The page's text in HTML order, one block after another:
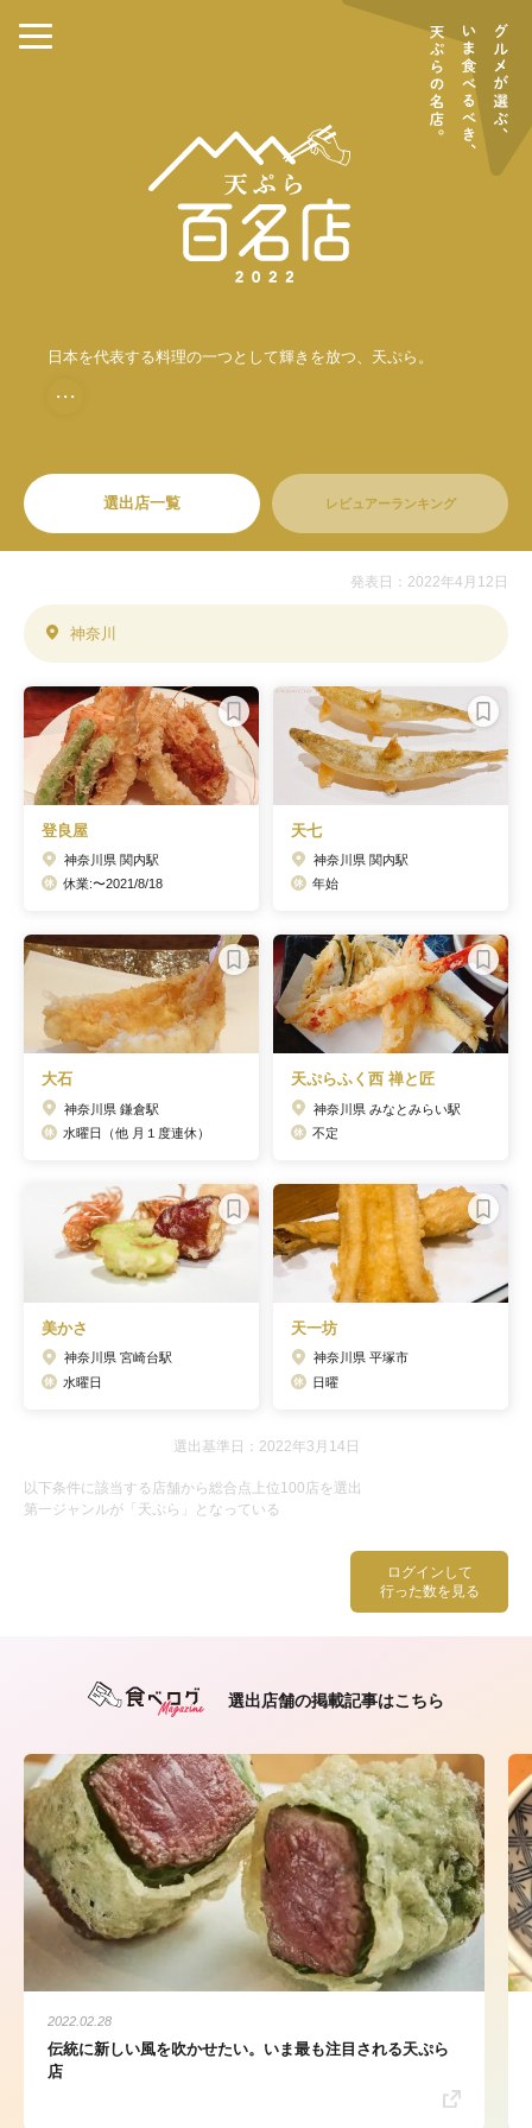
日本を代表する料理の一つとして輝きを放つ、天ぷら。
・・・
選出店一覧 レビュアーランキング
ログインして
行った数を見る
発表日：2022年4月12日
神奈川
登良屋
神奈川県 関内駅
休業:〜2021/8/18
天七
神奈川県 関内駅
年始
大石
神奈川県 鎌倉駅
水曜日（他 月１度連休）
天ぷらふく西 禅と匠
神奈川県 みなとみらい駅
不定
美かさ
神奈川県 宮崎台駅
水曜日
天一坊
神奈川県 平塚市
日曜
選出基準日：2022年3月14日
以下条件に該当する店舗から総合点上位100店を選出
第一ジャンルが「天ぷら」となっている
選出店舗の掲載記事はこちら
2022.02.28
伝統に新しい風を吹かせたい。いま最も注目される天ぷら
店